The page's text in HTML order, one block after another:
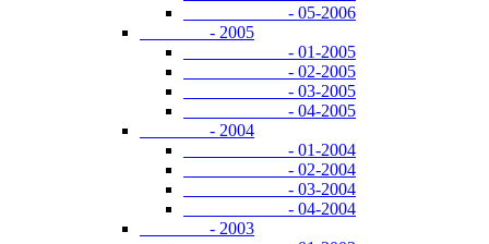
- 05-2006
- 2005
- 01-2005
- 02-2005
- 03-2005
- 04-2005
- 2004
- 01-2004
- 02-2004
- 03-2004
- 04-2004
- 2003